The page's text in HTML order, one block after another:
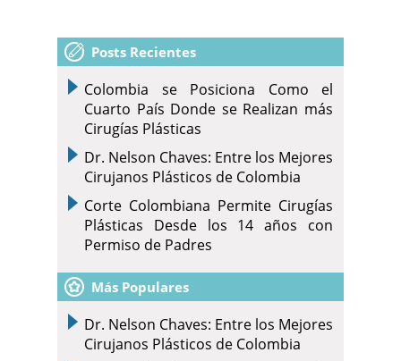
Posts Recientes
Colombia se Posiciona Como el
Cuarto País Donde se Realizan más
Cirugías Plásticas
Dr. Nelson Chaves: Entre los Mejores
Cirujanos Plásticos de Colombia
Corte Colombiana Permite Cirugías
Plásticas Desde los 14 años con
Permiso de Padres
Más Populares
Dr. Nelson Chaves: Entre los Mejores
Cirujanos Plásticos de Colombia